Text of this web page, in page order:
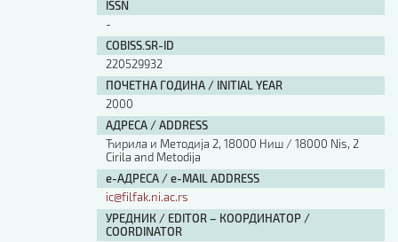
ISSN
-
COBISS.SR-ID
220529932
ПОЧЕТНА ГОДИНА / INITIAL YEAR
2000
АДРЕСА / ADDRESS
Ћирила и Методија 2, 18000 Ниш / 18000 Nis, 2
Cirila and Metodija
е-АДРЕСА / e-MAIL ADDRESS
ic@filfak.ni.ac.rs
УРЕДНИК / EDITOR – КООРДИНАТОР /
COORDINATOR